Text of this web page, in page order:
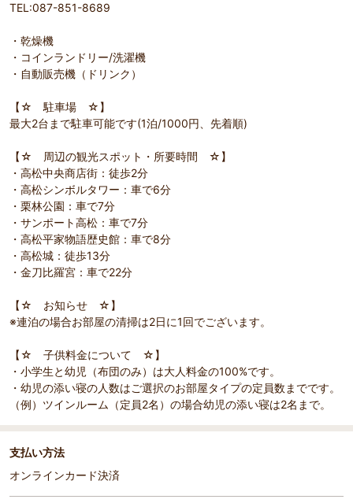
TEL:087-851-8689
・乾燥機
・コインランドリー/洗濯機
・自動販売機（ドリンク）
【☆ 駐車場 ☆】
最大2台まで駐車可能です(1泊/1000円、先着順)
【☆ 周辺の観光スポット・所要時間 ☆】
・高松中央商店街：徒歩2分
・高松シンボルタワー：車で6分
・栗林公園：車で7分
・サンポート高松：車で7分
・高松平家物語歴史館：車で8分
・高松城：徒歩13分
・金刀比羅宮：車で22分
【☆ お知らせ ☆】
※連泊の場合お部屋の清掃は2日に1回でございます。
【☆ 子供料金について ☆】
・小学生と幼児（布団のみ）は大人料金の100%です。
・幼児の添い寝の人数はご選択のお部屋タイプの定員数までです。
（例）ツインルーム（定員2名）の場合幼児の添い寝は2名まで。
支払い方法
オンラインカード決済